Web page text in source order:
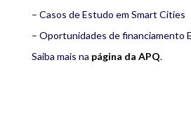
– Casos de Estudo em Smart Cities
– Oportunidades de financiamento
Saiba mais na página da APQ.